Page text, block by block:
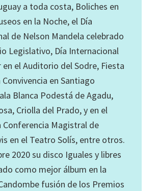
a toda costa, Boliches en
en la Noche, el Día
de Nelson Mandela celebrado
Legislativo, Día Internacional
en el Auditorio del Sodre, Fiesta
en Santiago
Blanca Podestá de Agadu,
Criolla del Prado, y en el
Conferencia Magistral de
en el Teatro Solís, entre otros.
2020 su disco Iguales y libres
como mejor álbum en la
fusión de los Premios